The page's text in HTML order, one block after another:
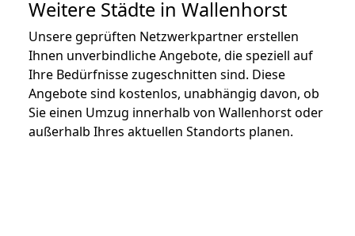
Weitere Städte in Wallenhorst
Unsere geprüften Netzwerkpartner erstellen
Ihnen unverbindliche Angebote, die speziell auf
Ihre Bedürfnisse zugeschnitten sind. Diese
Angebote sind kostenlos, unabhängig davon, ob
Sie einen Umzug innerhalb von Wallenhorst oder
außerhalb Ihres aktuellen Standorts planen.